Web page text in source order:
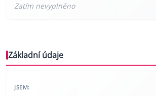
Základní údaje
JSEM: